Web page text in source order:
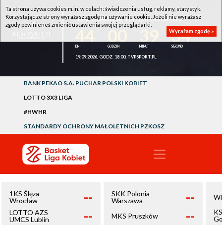
1KS ŚLĘZA WROCŁAW - LOTTO AZS UMCS LUBLIN
34
19.09.2026, GODZ. 18:00, TVPSPORT.PL
BANK PEKAO S.A. PUCHAR POLSKI KOBIET
LOTTO 3X3 LIGA
#HWHR
STANDARDY OCHRONY MAŁOLETNICH PZKOSZ
1KS Ślęza
Wrocław
--
LOTTO AZS
UMCS Lublin
--
SKK Polonia
Warszawa
--
MKS Pruszków --
Ta strona używa cookies m.in. w celach: świadczenia usług, reklamy, statystyk.
Korzystając ze strony wyrażasz zgodę na używanie cookie. Jeżeli nie wyrażasz
zgody powinieneś zmienić ustawienia swojej przeglądarki.
Wyrażam zgodę »